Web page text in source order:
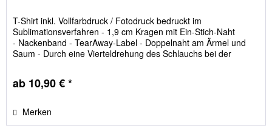
T-Shirt inkl. Vollfarbdruck / Fotodruck bedruckt im
Sublimationsverfahren - 1,9 cm Kragen mit Ein-Stich-Naht
- Nackenband - TearAway-Label - Doppelnaht am Ärmel und
Saum - Durch eine Vierteldrehung des Schlauchs bei der
100% Polyester - Größenlauf S, M, L, XL, XXL,...
ab 10,90 € *
Merken